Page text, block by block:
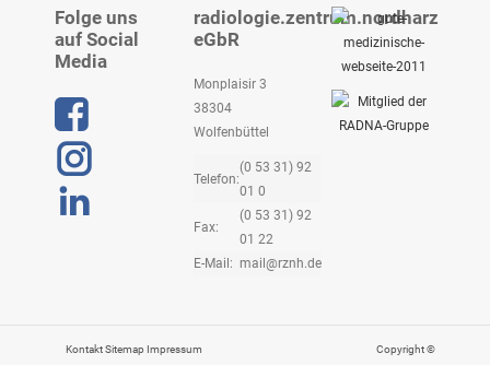
Folge uns
auf Social
Media
Linkedin
radiologie.zentrum.nordharz
eGbR
Monplaisir 3
38304
Wolfenbüttel
Telefon:
(0 53 31) 92
01 0
Fax:
(0 53 31) 92
01 22
E-Mail: mail@rznh.de
KontaktSitemap Impressum Copyright ©